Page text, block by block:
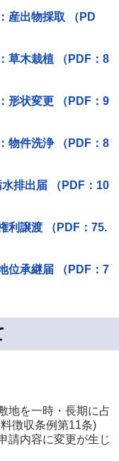
産出物採取 （PD
草木栽植 （PDF：8
形状変更 （PDF：9
物件洗浄 （PDF：8
排出届 （PDF：10
利譲渡 （PDF：75.
位承継届 （PDF：7
地を一時・長期に占
徴収条例第11条)
請内容に変更が生じ